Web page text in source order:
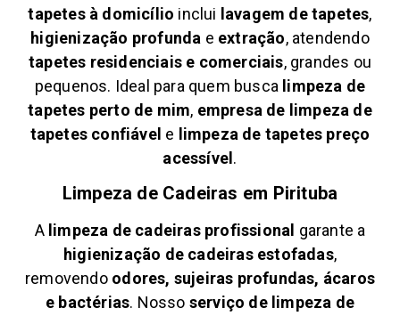
tapetes à domicílio inclui lavagem de tapetes,
higienização profunda e extração, atendendo
tapetes residenciais e comerciais, grandes ou
pequenos. Ideal para quem busca limpeza de
tapetes perto de mim, empresa de limpeza de
tapetes confiável e limpeza de tapetes preço
acessível .
Limpeza de Cadeiras em Pirituba
A limpeza de cadeiras profissional garante a
higienização de cadeiras estofadas,
removendoodores, sujeiras profundas, ácaros
e bactérias. Nosso serviço de limpeza de